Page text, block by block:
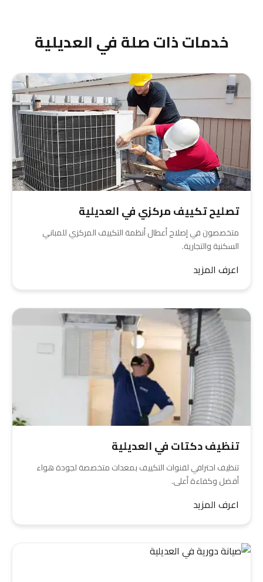
خدمات ذات صلة في العديلية
تصليح تكييف مركزي في العديلية
متخصصون في إصلاح أعطال أنظمة التكييف المركزي للمباني
السكنية والتجارية.
اعرف المزيد
تنظيف دكتات في العديلية
تنظيف احترافي لقنوات التكييف بمعدات متخصصة لجودة هواء
أفضل وكفاءة أعلى.
اعرف المزيد